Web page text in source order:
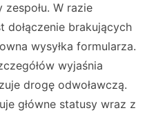
zespołu. W razie
dołączenie brakujących
wysyłka formularza.
wyjaśnia
drogę odwoławczą.
główne statusy wraz z